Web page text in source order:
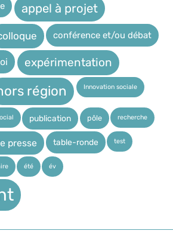
appel à projet
conférence et/ou débat
expérimentation
région Innovation sociale
publication pôle recherche
presse table-ronde test
été év